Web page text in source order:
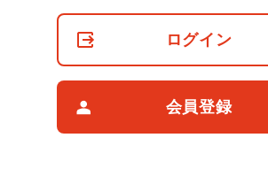
ログイン
会員登録